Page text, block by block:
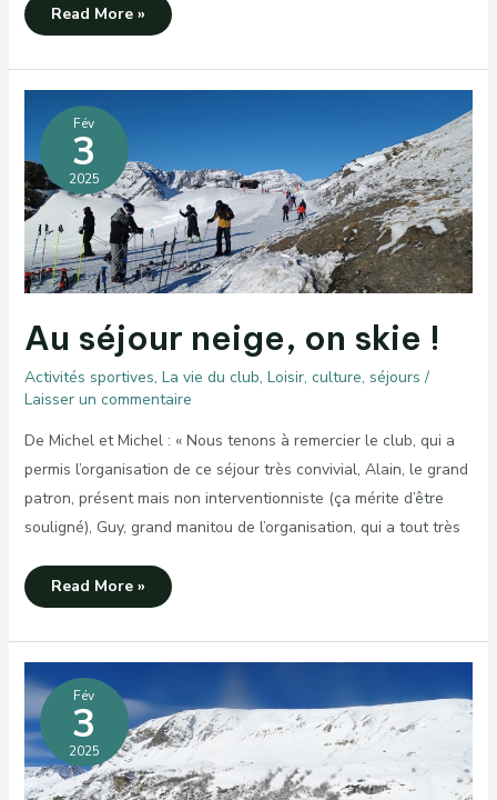
Mercredi,
et
culturelle
Read More »
Fév
3
2025
Au séjour neige, on skie !
Activités sportives, La vie du club, Loisir, culture, séjours /
Laisser un commentaire
De Michel et Michel : « Nous tenons à remercier le club, qui a
permis l’organisation de ce séjour très convivial, Alain, le grand
patron, présent mais non interventionniste (ça mérite d’être
souligné), Guy, grand manitou de l’organisation, qui a tout très
Au
skie !
Read More »
Fév
3
2025